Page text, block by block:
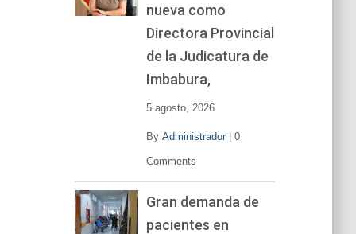
nueva como
Directora Provincial
de la Judicatura de
Imbabura,
5 agosto, 2026
By Administrador| 0
Comments
Gran demanda de
pacientes en